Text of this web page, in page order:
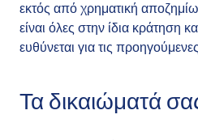
εκτός από χρηματική
είναι όλες στην ίδια κράτηση
ευθύνεται για τις
Τα δικαιώματά